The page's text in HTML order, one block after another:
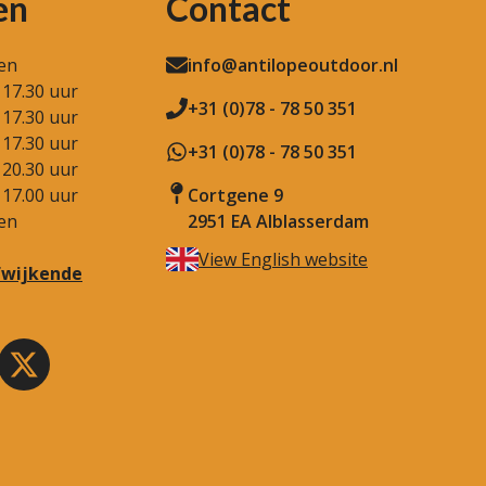
uur
uur
uur
uur
uur
info@antilopeoutdoor.nl
+31 (0)78 - 78 50 351
+31 (0)78 - 78 50 351
Cortgene 9
2951 EA Alblasserdam
View English website